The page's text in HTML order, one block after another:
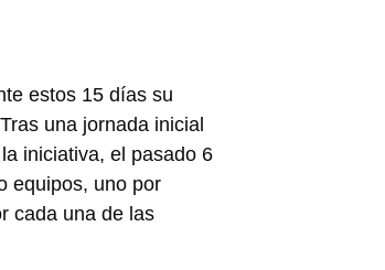
estos 15 días su
una jornada inicial
iniciativa, el pasado 6
equipos, uno por
cada una de las